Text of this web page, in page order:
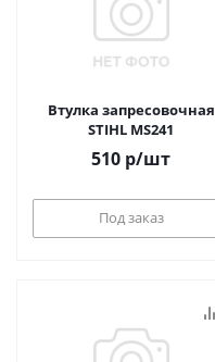
Втулка запресовочная
STIHL MS241
510 р/шт
Под заказ